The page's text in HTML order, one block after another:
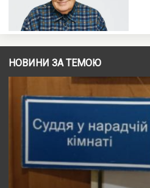
НОВИНИ ЗА ТЕМОЮ